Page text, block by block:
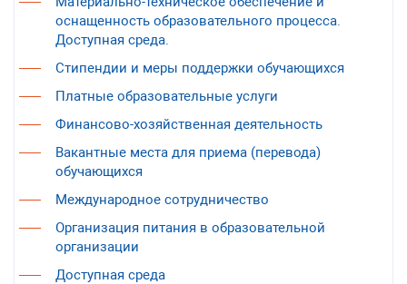
оснащенность образовательного процесса.
Доступная среда.
Стипендии и меры поддержки обучающихся
Платные образовательные услуги
Финансово-хозяйственная деятельность
Вакантные места для приема (перевода)
обучающихся
Международное сотрудничество
Организация питания в образовательной
организации
Доступная среда